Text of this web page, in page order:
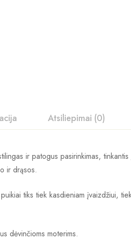
Atsiliepimai (0)
ir patogus pasirinkimas,
ir drąsos.
tiks tiek kasdieniam įvaizdžiui,
dėvinčioms moterims.